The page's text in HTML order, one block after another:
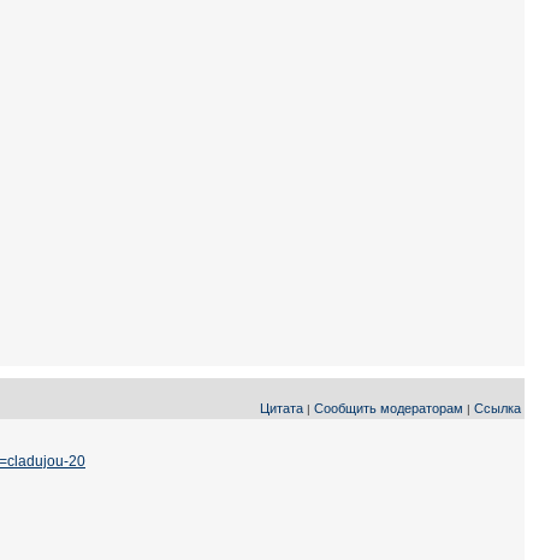
Цитата | Сообщить модераторам | Ссылка
20